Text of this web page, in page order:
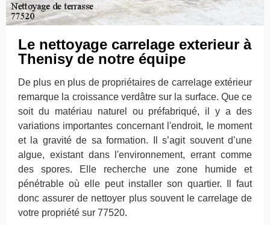
Le nettoyage carrelage exterieur à
Thenisy de notre équipe
De plus en plus de propriétaires de carrelage extérieur
remarque la croissance verdâtre sur la surface. Que ce
soit du matériau naturel ou préfabriqué, il y a des
variations importantes concernant l'endroit, le moment
et la gravité de sa formation. Il s’agit souvent d’une
algue, existant dans l'environnement, errant comme
des spores. Elle recherche une zone humide et
pénétrable où elle peut installer son quartier. Il faut
donc assurer de nettoyer plus souvent le carrelage de
votre propriété sur 77520.